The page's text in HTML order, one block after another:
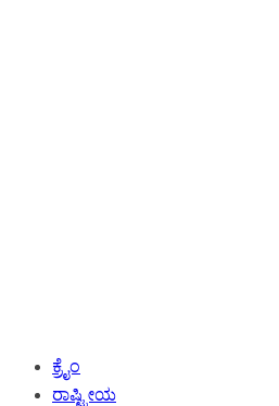
ಕ್ರೈಂ
ರಾಷ್ಟ್ರೀಯ